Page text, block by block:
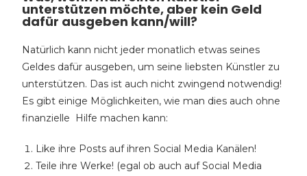
unterstützen möchte, aber kein Geld
dafür ausgeben kann/will?
Natürlich kann nicht jeder monatlich etwas seines
Geldes dafür ausgeben, um seine liebsten Künstler zu
unterstützen. Das ist auch nicht zwingend notwendig!
Es gibt einige Möglichkeiten, wie man dies auch ohne
finanzielle Hilfe machen kann:
Like ihre Posts auf ihren Social Media Kanälen!
Teile ihre Werke! (egal ob auch auf Social Media